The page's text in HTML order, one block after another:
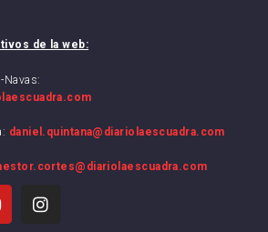
de la web:
Navas:
daniel.quintana@diariolaescuadra.com